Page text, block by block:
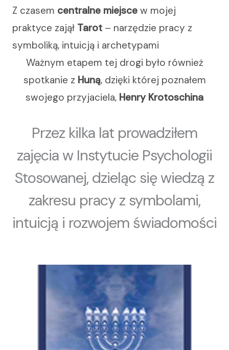
Z czasem centralne miejsce w mojej
praktyce zajął Tarot – narzędzie pracy z
symboliką, intuicją i archetypami
Ważnym etapem tej drogi było również
spotkanie z Huną, dzięki której poznałem
swojego przyjaciela, Henry Krotoschina
Przez kilka lat prowadziłem
zajęcia w Instytucie Psychologii
Stosowanej, dzieląc się wiedzą z
zakresu pracy z symbolami,
intuicją i rozwojem świadomości